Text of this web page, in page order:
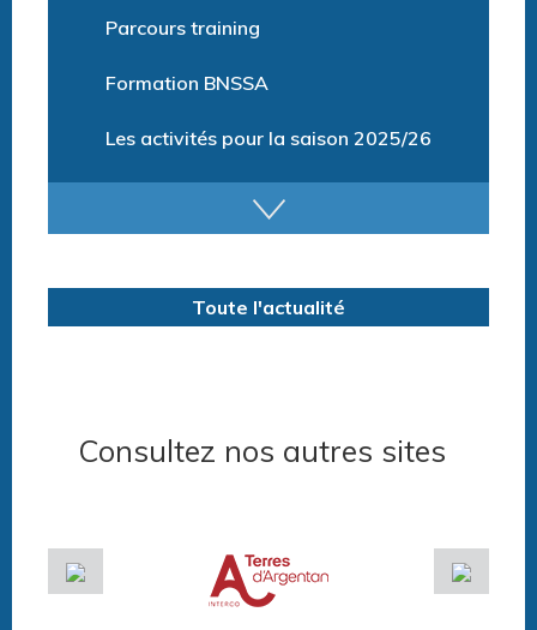
Parcours training
Formation BNSSA
Les activités pour la saison 2025/26
Horaires espace détente
Toute l'actualité
Consultez nos autres sites